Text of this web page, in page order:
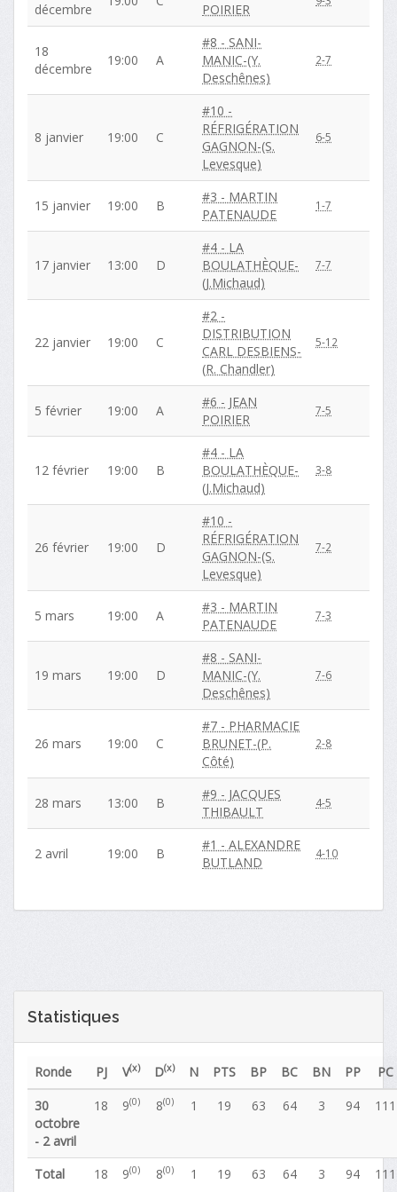
décembre
POIRIER
18
décembre
19:00 A
#8 - SANI-
MANIC-(Y.
Deschênes)
2-7
8 janvier 19:00 C
#10 -
RÉFRIGÉRATION
GAGNON-(S.
Levesque)
6-5
15 janvier 19:00 B
#3 - MARTIN
PATENAUDE
1-7
17 janvier 13:00 D
#4 - LA
BOULATHÈQUE-
(J.Michaud)
7-7
22 janvier 19:00 C
#2 -
DISTRIBUTION
CARL DESBIENS-
(R. Chandler)
5-12
5 février 19:00 A
#6 - JEAN
POIRIER
7-5
12 février 19:00 B
#4 - LA
BOULATHÈQUE-
(J.Michaud)
3-8
26 février 19:00 D
#10 -
RÉFRIGÉRATION
GAGNON-(S.
Levesque)
7-2
5 mars 19:00 A
#3 - MARTIN
PATENAUDE
7-3
19 mars 19:00 D
#8 - SANI-
MANIC-(Y.
Deschênes)
7-6
26 mars 19:00 C
#7 - PHARMACIE
BRUNET-(P.
Côté)
2-8
28 mars 13:00 B
#9 - JACQUES
THIBAULT
4-5
2 avril 19:00 B
#1 - ALEXANDRE
BUTLAND
4-10
Statistiques
Ronde PJ V(x) D(x) N PTS BP BC BN PP
PC
30
octobre
- 2 avril
18 9(0) 8(0) 1 19 63 64 3 94 111
Total 18 9(0) 8(0) 1 19 63 64 3 94 111